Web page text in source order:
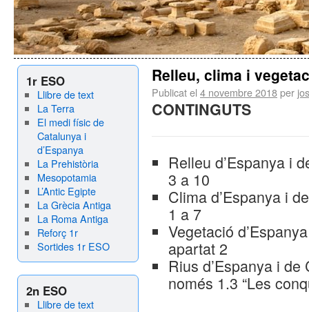
1r ESO
Llibre de text
La Terra
El medi físic de
Catalunya i
d’Espanya
La Prehistòria
Mesopotamia
L’Antic Egipte
La Grècia Antiga
La Roma Antiga
Reforç 1r
Sortides 1r ESO
2n ESO
Llibre de text
Relleu, clima i
Publicat el 4 novembre 2018per
CONTINGUTS
Relleu d’Espanya i
3 a 10
Clima d’Espanya i
1 a 7
Vegetació
apartat 2
Rius d’Espanya i
només 1.3 “Les